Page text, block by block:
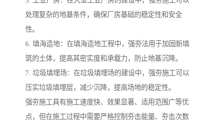
处理复杂的地基条件，确保厂房基础的稳定性和安全
性。
6. 填海造地：在填海造地工程中，强夯法用于加固新填
筑的土体，提高其密实度和承载力，防止地基沉降。
7. 垃圾填埋场：在垃圾填埋场的建设中，强夯施工可以
压实垃圾填埋层，减少沉降，提高场地的稳定性。
强夯施工具有施工速度快、效果显著、适用范围广等优
点，但在施工过程中需要严格控制夯击能量、夯击次数